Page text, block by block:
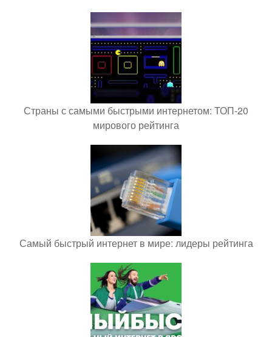
Страны с самыми быстрыми интернетом: ТОП-20
мирового рейтинга
Самый быстрый интернет в мире: лидеры рейтинга